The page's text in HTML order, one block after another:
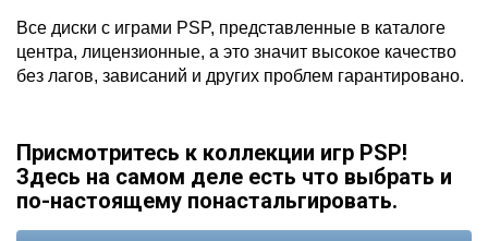
Все диски с играми PSP, представленные в каталоге
центра, лицензионные, а это значит высокое качество
без лагов, зависаний и других проблем гарантировано.
Присмотритесь к коллекции игр PSP!
Здесь на самом деле есть что выбрать и
по-настоящему понастальгировать.